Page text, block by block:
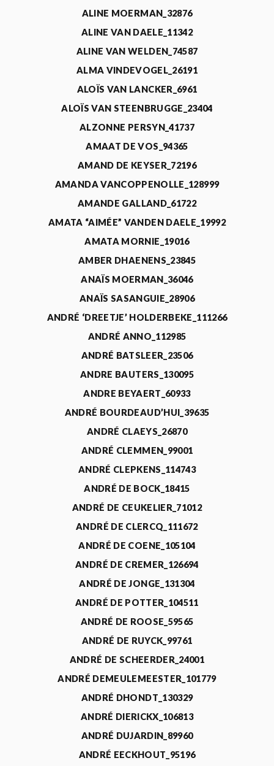
ALINE MOERMAN_32876
ALINE VAN DAELE_11342
ALINE VAN WELDEN_74587
ALMA VINDEVOGEL_26191
ALOÏS VAN LANCKER_6961
ALOÏS VAN STEENBRUGGE_23404
ALZONNE PERSYN_41737
AMAAT DE VOS_94365
AMAND DE KEYSER_72196
AMANDA VANCOPPENOLLE_128999
AMANDE GALLAND_61722
AMATA “AIMÉE” VANDEN DAELE_19992
AMATA MORNIE_19016
AMBER DHAENENS_23845
ANAÏS MOERMAN_36046
ANAÏS SASANGUIE_28906
ANDRÉ ‘DREETJE’ HOLDERBEKE_111266
ANDRÉ ANNO_112985
ANDRÉ BATSLEER_23506
ANDRE BAUTERS_130095
ANDRE BEYAERT_60933
ANDRÉ BOURDEAUD’HUI_39635
ANDRÉ CLAEYS_26870
ANDRÉ CLEMMEN_99001
ANDRÉ CLEPKENS_114743
ANDRÉ DE BOCK_18415
ANDRÉ DE CEUKELIER_71012
ANDRÉ DE CLERCQ_111672
ANDRÉ DE COENE_105104
ANDRÉ DE CREMER_126694
ANDRÉ DE JONGE_131304
ANDRÉ DE POTTER_104511
ANDRÉ DE ROOSE_59565
ANDRÉ DE RUYCK_99761
ANDRÉ DE SCHEERDER_24001
ANDRÉ DEMEULEMEESTER_101779
ANDRÉ DHONDT_130329
ANDRÉ DIERICKX_106813
ANDRÉ DUJARDIN_89960
ANDRÉ EECKHOUT_95196